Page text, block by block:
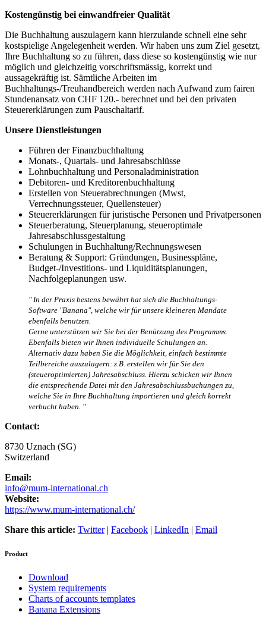
Kostengünstig bei einwandfreier Qualität
Die Buchhaltung auszulagern kann hierzulande schnell eine sehr
kostspielige Angelegenheit werden. Wir haben uns zum Ziel gesetzt,
Ihre Buchhaltung so zu führen, dass diese so kostengünstig wie nur
möglich und gleichzeitig vorschriftsmässig, korrekt und
aussagekräftig ist. Sämtliche Arbeiten im
Buchhaltungs-/Treuhandbereich werden nach Aufwand zum fairen
Stundenansatz von CHF 120.- berechnet und bei den privaten
Steuererklärungen zum Pauschaltarif.
Unsere Dienstleistungen
Führen der Finanzbuchhaltung
Monats-, Quartals- und Jahresabschlüsse
Lohnbuchhaltung und Personaladministration
Debitoren- und Kreditorenbuchhaltung
Erstellen von Steuerabrechnungen (Mwst,
Verrechnungssteuer, Quellensteuer)
Steuererklärungen für juristische Personen und Privatpersonen
Steuerberatung, Steuerplanung, steueroptimale
Jahresabschlussgestaltung
Schulungen in Buchhaltung/Rechnungswesen
Beratung & Support: Gründungen, Businesspläne,
Budget-/Investitions- und Liquiditätsplanungen,
Nachfolgeplanungen usw.
" In der Praxis bestens bewährt hat sich die Buchhaltungs-
Software "Banana", welche wir für unsere kleineren Mandate
ebenfalls benutzen.
Gerne unterstützen wir Sie bei der Benützung des Programms.
Ebenfalls bieten wir Ihnen individuelle Schulungen an.
Alternativ dazu haben Sie die Möglichkeit, einfach bestimmte
Teilbereiche auszulagern: z.B. erstellen wir für Sie den
(steueroptimierten) Jahresabschluss. Hierzu schicken wir Ihnen
die entsprechende Datei mit den Jahresabschlussbuchungen zu,
welche Sie in Ihre Buchhaltung importieren und gleich korrekt
verbucht haben. "
Contact:
8730 Uznach (SG)
Switzerland
Email:
info@mum-international.ch
Website:
https://www.mum-international.ch/
Share this article: Twitter| Facebook | LinkedIn | Email
Product
Download
System requirements
Charts of accounts templates
Banana Extensions